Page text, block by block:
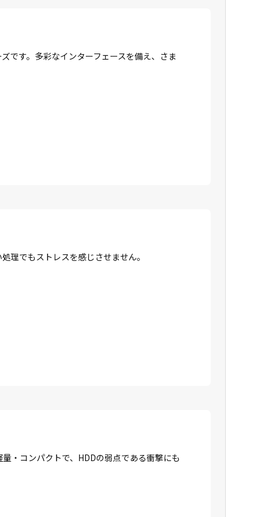
です。多彩なインターフェースを備え、さま
理でもストレスを感じさせません。
・コンパクトで、HDDの弱点である衝撃にも